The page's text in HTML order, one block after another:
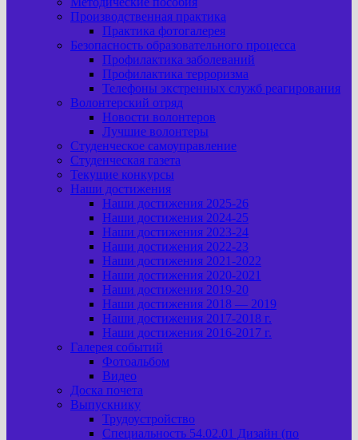
Производственная практика
Практика фотогалерея
Безопасность образовательного процесса
Профилактика заболеваний
Профилактика терроризма
Телефоны экстренных служб реагирования
Волонтерский отряд
Новости волонтеров
Лучшие волонтеры
Студенческое самоуправление
Студенческая газета
Текущие конкурсы
Наши достижения
Наши достижения 2025-26
Наши достижения 2024-25
Наши достижения 2023-24
Наши достижения 2022-23
Наши достижения 2021-2022
Наши достижения 2020-2021
Наши достижения 2019-20
Наши достижения 2018 — 2019
Наши достижения 2017-2018 г.
Наши достижения 2016-2017 г.
Галерея событий
Фотоальбом
Видео
Доска почета
Выпускнику
Трудоустройство
Специальность 54.02.01 Дизайн (по